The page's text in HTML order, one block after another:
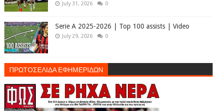
July 31, 2026 0
Serie A 2025-2026 | Top 100 assists | Video
July 29, 2026 0
ΠΡΩΤΟΣΕΛΙΔΑ ΕΦΗΜΕΡΙΔΩΝ